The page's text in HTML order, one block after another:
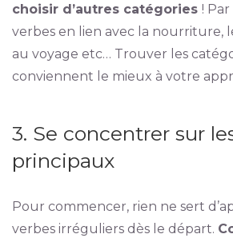
choisir d’autres catégories !
verbes en lien avec la nourriture,
au voyage etc… Trouver les
conviennent le mieux à votre
3. Se concentrer sur
principaux
Pour commencer, rien ne sert
verbes irréguliers dès le départ.